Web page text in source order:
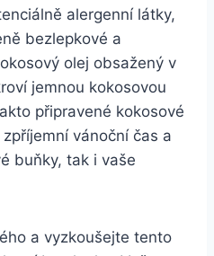
alergenní látky,
bezlepkové a
olej obsažený v
jemnou kokosovou
připravené kokosové
vánoční čas a
buňky, tak i vaše
a vyzkoušejte tento